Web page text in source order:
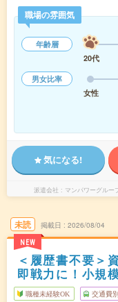
職場の雰囲気
年齢層
20代
男女比率
女性
気になる!
派遣会社 マンパワーグル
未読
NEW
掲載日 2026/08/04
＜履歴書不要＞
即戦力に！小規
職種未経験OK 交通費